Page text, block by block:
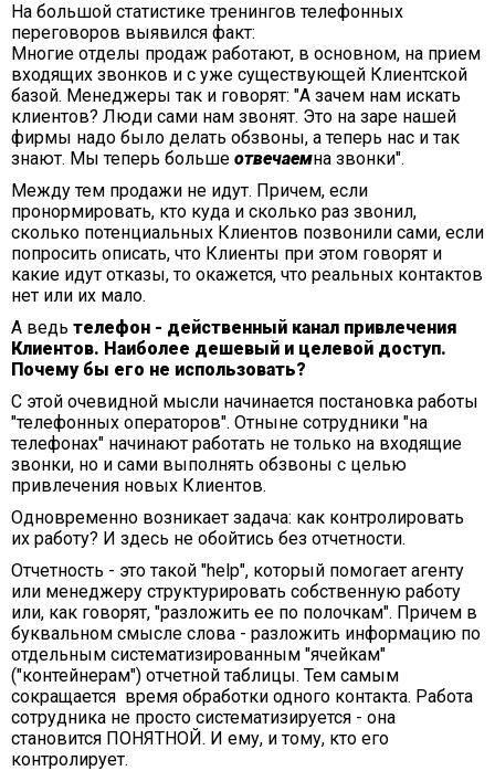
На большой статистике тренингов телефонных
переговоров выявился факт:
Многие отделы продаж работают, в основном, на прием
входящих звонков и с уже существующей Клиентской
базой. Менеджеры так и говорят: "А зачем нам искать
клиентов? Люди сами нам звонят. Это на заре нашей
фирмы надо было делать обзвоны, а теперь нас и так
знают. Мы теперь больше отвечаемна звонки".
Между тем продажи не идут. Причем, если
пронормировать, кто куда и сколько раз звонил,
сколько потенциальных Клиентов позвонили сами, если
попросить описать, что Клиенты при этом говорят и
какие идут отказы, то окажется, что реальных контактов
нет или их мало.
А ведь телефон - действенный канал привлечения
Клиентов. Наиболее дешевый и целевой доступ.
Почему бы его не использовать?
С этой очевидной мысли начинается постановка работы
"телефонных операторов". Отныне сотрудники "на
телефонах" начинают работать не только на входящие
звонки, но и сами выполнять обзвоны с целью
привлечения новых Клиентов.
Одновременно возникает задача: как контролировать
их работу? И здесь не обойтись без отчетности.
Отчетность - это такой "help", который помогает агенту
или менеджеру структурировать собственную работу
или, как говорят, "разложить ее по полочкам". Причем в
буквальном смысле слова - разложить информацию по
отдельным систематизированным "ячейкам"
("контейнерам") отчетной таблицы. Тем самым
сокращается время обработки одного контакта. Работа
сотрудника не просто систематизируется - она
становится ПОНЯТНОЙ. И ему, и тому, кто его
контролирует.